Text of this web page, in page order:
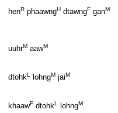
henR phaawngH dtawngF ganM
uuhrM aawM
dtohkL lohngM jaiM
khaawF dtohkL lohngM